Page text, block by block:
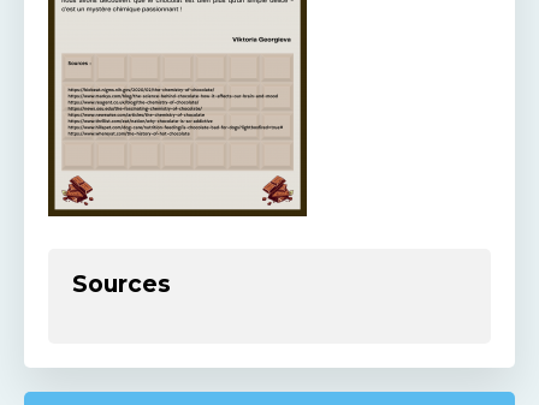
Sources